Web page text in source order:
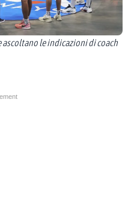
le indicazioni di coach